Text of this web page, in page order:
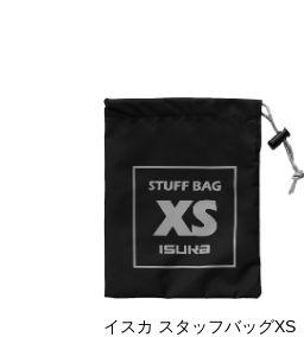
イスカ スタッフバッグXS